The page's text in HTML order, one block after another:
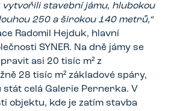
vytvořili stavební jámu, hlubokou
250 a širokou 140 metrů,“
Radomil Hejduk, hlavní
SYNER. Na dně jámy se
asi 20 tisíc m² z
28 tisíc m² základové spáry,
stát celá Galerie Pernerka. V
objektu, kde je zatím stavba